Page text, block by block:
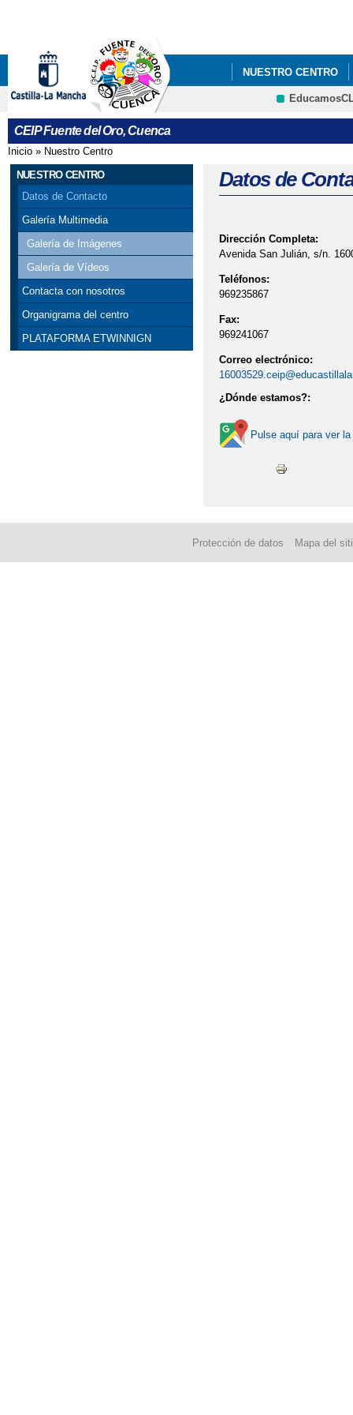
NUESTRO CENTRO
INFÓRMATE
AYUDAS PARA
AYUDAS PARA
AYUDAS PARA
ELECCIONES A
JORNADAS DE
MENÚS MAYO 2019
VIDEO TUTORIAL
CEIP Fuente del Oro, Cuenca
Se encuentra usted aquí
Inicio » Nuestro Centro
NUESTRO CENTRO
Datos de Contacto
Galería Multimedia
Galería de Imágenes
Galería de Vídeos
Contacta con nosotros
Organigrama del centro
PLATAFORMA ETWINNIGN
Datos de
Dirección Completa:
Avenida San Julián, s/n.
Teléfonos:
969235867
Fax:
969241067
Correo electrónico:
¿Dónde estamos?:
Pulse aquí para ver
Protección de datos Mapa del